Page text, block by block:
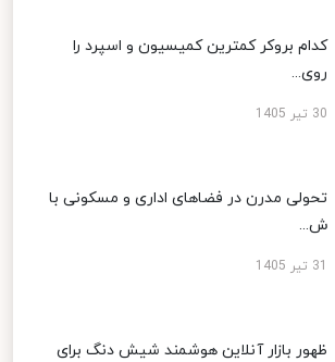
کدام بروکر کمترین کمیسیون و اسپرد را
روی...
30 تیر 1405
تحولی مدرن در فضاهای اداری و مسکونی با
ش...
ظهور بازار آنلاین هوشمند شیش دنگ برای